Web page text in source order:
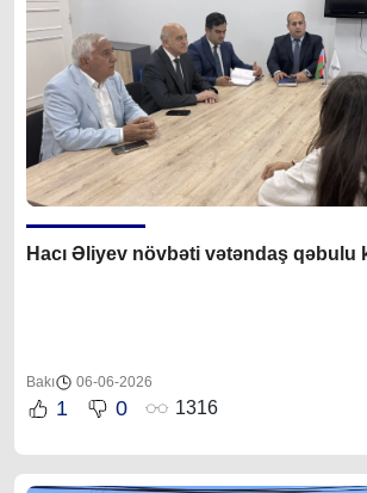
Hacı Əliyev növbəti vətəndaş qəbulu
Bakı 06-06-2026
1 0 1316